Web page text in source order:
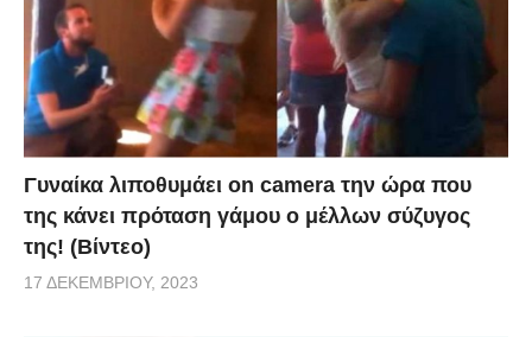
Γυναίκα λιποθυμάει on camera την ώρα που
της κάνει πρόταση γάμου ο μέλλων σύζυγος
της! (Βίντεο)
17 ΔΕΚΕΜΒΡΊΟΥ, 2023